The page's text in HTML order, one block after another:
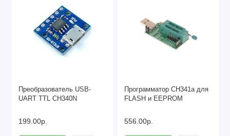
Преобразователь USB-
UART TTL CH340N
199.00р.
Программатор CH341a для
FLASH и EEPROM
556.00р.